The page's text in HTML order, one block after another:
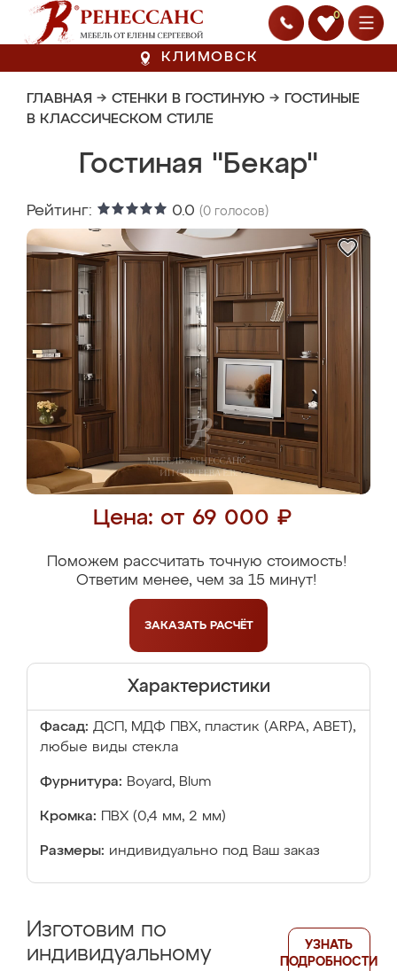
0
КЛИМОВСК
ГЛАВНАЯ → СТЕНКИ В ГОСТИНУЮ → ГОСТИНЫЕ
В КЛАССИЧЕСКОМ СТИЛЕ
Гостиная "Бекар"
Рейтинг: 0.0 (0 голосов)
Цена: от 69 000 ₽
Поможем рассчитать точную стоимость!
Ответим менее, чем за 15 минут!
ЗАКАЗАТЬ РАСЧЁТ
Характеристики
Фасад: ДСП, МДФ ПВХ, пластик (ARPA, ABET),
любые виды стекла
Фурнитура: Boyard, Blum
Кромка: ПВХ (0,4 мм, 2 мм)
Размеры: индивидуально под Ваш заказ
Изготовим по
индивидуальному
УЗНАТЬ
ПОДРОБНОСТИ